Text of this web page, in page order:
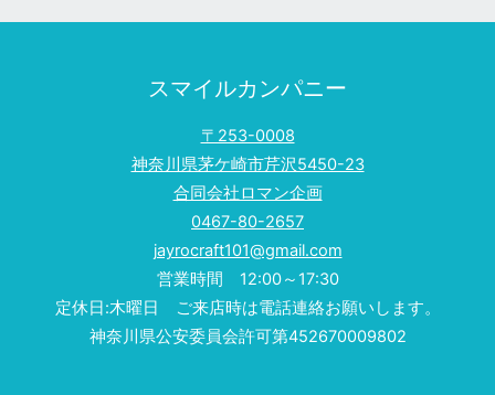
スマイルカンパニー
〒253-0008
神奈川県茅ケ崎市芹沢5450-23
合同会社ロマン企画
0467-80-2657
jayrocraft101@gmail.com
営業時間 12:00～17:30
定休日:木曜日 ご来店時は電話連絡お願いします。
神奈川県公安委員会許可第452670009802